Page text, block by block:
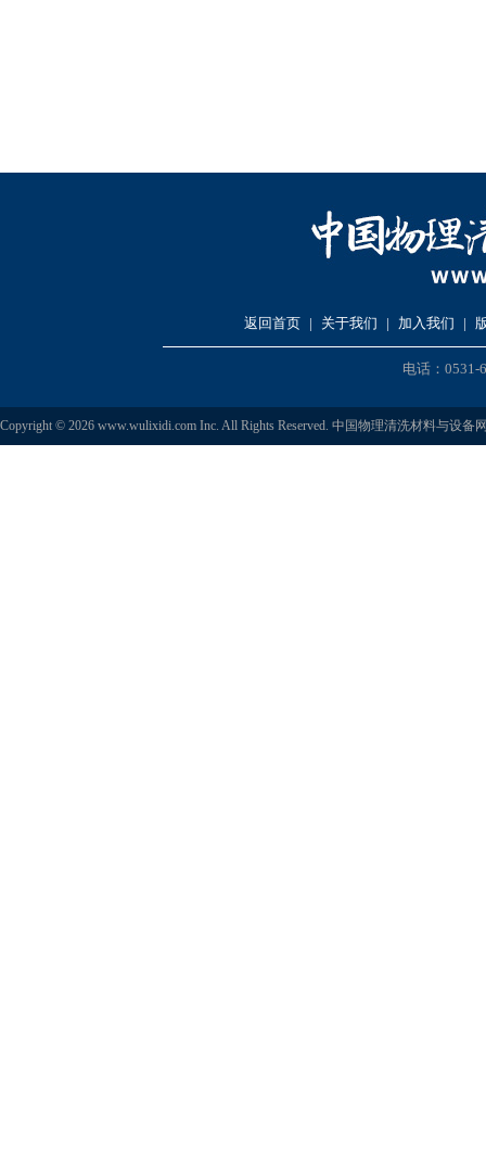
返回首页 | 关于我们 | 加入我们 |
电话：
Copyright © 2026 www.wulixidi.com Inc. All Rights Reserved. 中国物理清洗材料与设